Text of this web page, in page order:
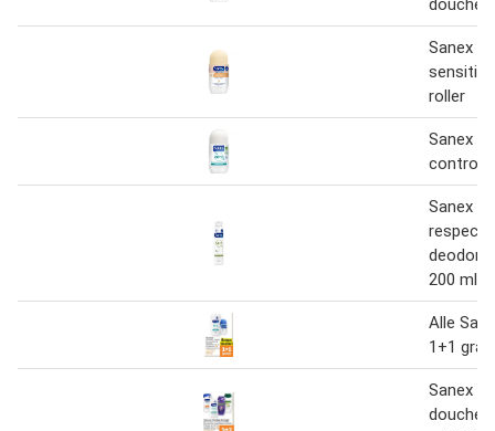
Sanex
roller
Sanex
control
Sanex
respect
200 ml
Alle
1+1
Sanex